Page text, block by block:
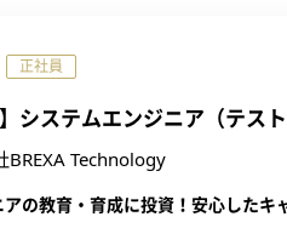
正社員
】システムエンジニア（テスト
BREXA Technology
アの教育・育成に投資！安心したキ